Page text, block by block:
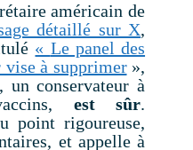
américain de
détaillé sur X,
« Le panel des
à supprimer»,
un conservateur à
est sûr.
point rigoureuse,
et appelle à